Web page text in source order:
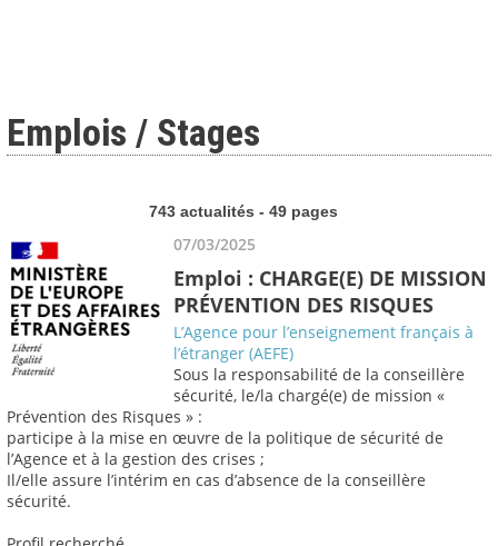
Emplois / Stages
743 actualités - 49 pages
07/03/2025
Emploi : CHARGE(E) DE MISSION
PRÉVENTION DES RISQUES
L’Agence pour l’enseignement français à
l’étranger (AEFE)
Sous la responsabilité de la conseillère
sécurité, le/la chargé(e) de mission «
Prévention des Risques » :
participe à la mise en œuvre de la politique de sécurité de
l’Agence et à la gestion des crises ;
Il/elle assure l’intérim en cas d’absence de la conseillère
sécurité.